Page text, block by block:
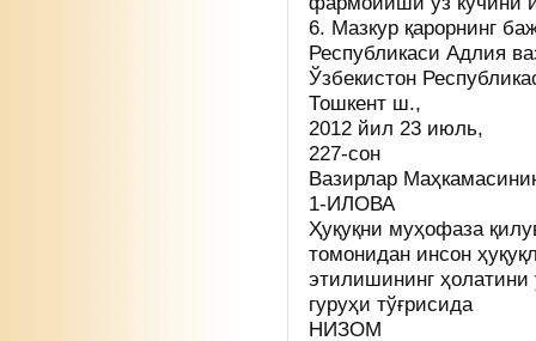
6. Мазкур қарорнинг
Республикаси Адлия
Ўзбекистон
Тошкент ш.,
2012 йил 23 июль,
227-сон
Вазирлар
1-ИЛОВА
Ҳуқуқни муҳофаза
томонидан инсон
этилишининг
гуруҳи тўғрисида
НИЗОМ